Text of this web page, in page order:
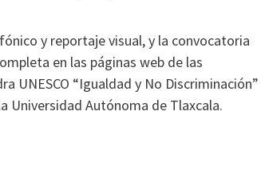
y reportaje visual, y la convocatoria
en las páginas web de las
UNESCO “Igualdad y No Discriminación”
Universidad Autónoma de Tlaxcala.